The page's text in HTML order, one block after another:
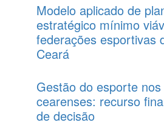
Modelo aplicado de
estratégico mínimo
federações esportivas
Ceará
Gestão do esporte
cearenses: recurso
de decisão